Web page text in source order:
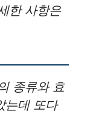
한 사항은
종류와 효
는데 또다